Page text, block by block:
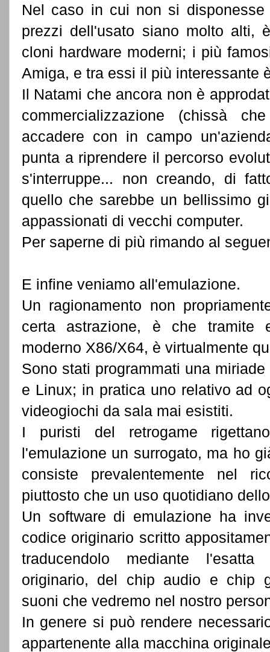
Nel caso in cui non si
prezzi dell'usato siano molto alti,
cloni hardware moderni; i più
Amiga, e tra essi il più interessante
Il Natami che ancora non è
commercializzazione (chissà
accadere con in campo
punta a riprendere il percorso
s'interruppe... non creando, di
quello che sarebbe un bellissimo
appassionati di vecchi computer.
Per saperne di più rimando al
E infine veniamo all'emulazione.
Un ragionamento non
certa astrazione, è che tramite
moderno X86/X64, è virtualmente
Sono stati programmati una
e Linux; in pratica uno relativo ad
videogiochi da sala mai esistiti.
I puristi del retrogame
l'emulazione un surrogato, ma ho
consiste prevalentemente nel
piuttosto che un uso quotidiano
Un software di emulazione ha
codice originario scritto
traducendolo mediante
originario, del chip audio e chip
suoni che vedremo nel nostro
In genere si può rendere
appartenente alla macchina